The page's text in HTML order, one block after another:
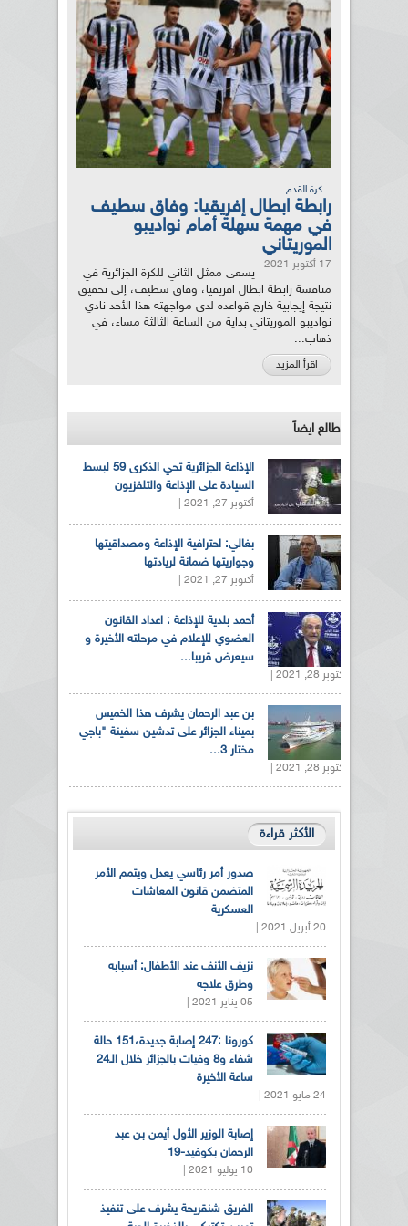
كرة القدم
رابطة ابطال إفريقيا: وفاق سطيف
في مهمة سهلة أمام نواديبو
الموريتاني
17 أكتوبر 2021
يسعى ممثل الثاني للكرة الجزائرية في
منافسة رابطة ابطال افريقيا، وفاق سطيف، إلى تحقيق
نتيجة إيجابية خارج قواعده لدى مواجهته هذا الأحد نادي
نواديبو الموريتاني بداية من الساعة الثالثة مساء، في
ذهاب...
اقرأ المزيد
طالع ايضاً
الإذاعة الجزائرية تحي الذكرى 59 لبسط
السيادة على الإذاعة والتلفزيون
أكتوبر 27, 2021 |
بغالي: احترافية الإذاعة ومصداقيتها
وجواريتها ضمانة لريادتها
أكتوبر 27, 2021 |
أحمد بلدية للإذاعة : اعداد القانون
العضوي للإعلام في مرحلته الأخيرة و
سيعرض قريبا...
أكتوبر 28, 2021 |
بن عبد الرحمان يشرف هذا الخميس
بميناء الجزائر على تدشين سفينة "باجي
مختار 3...
أكتوبر 28, 2021 |
الأكثر قراءة
صدور أمر رئاسي يعدل ويتمم الأمر
المتضمن قانون المعاشات
العسكرية
20 أبريل 2021 |
نزيف الأنف عند الأطفال: أسبابه
وطرق علاجه
05 يناير 2021 |
كورونا :247 إصابة جديدة،151 حالة
شفاء و8 وفيات بالجزائر خلال الـ24
ساعة الأخيرة
24 مايو 2021 |
إصابة الوزير الأول أيمن بن عبد
الرحمان بكوفيد-19
10 يوليو 2021 |
الفريق شنقريحة يشرف على تنفيذ